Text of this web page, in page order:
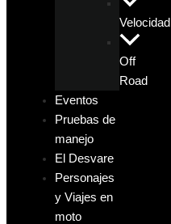
Velocidad
Off
Road
Eventos
Pruebas de
manejo
El Desvare
Personajes
y Viajes en
moto